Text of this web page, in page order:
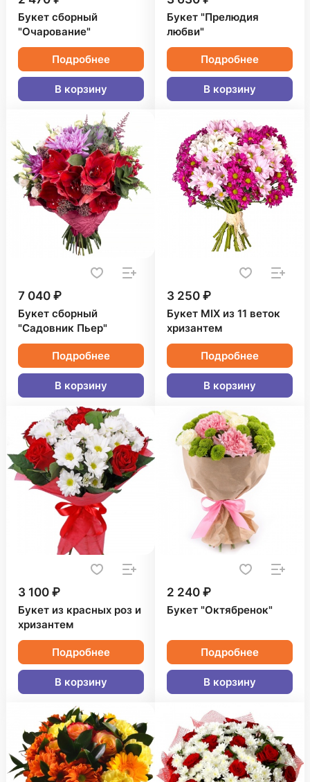
Букет сборный
"Очарование"
Подробнее
В корзину
Букет "Прелюдия
любви"
Подробнее
В корзину
7 040 ₽
Букет сборный
"Садовник Пьер"
Подробнее
В корзину
3 250 ₽
Букет MIX из 11 веток
хризантем
Подробнее
В корзину
3 100 ₽
Букет из красных роз и
хризантем
Подробнее
В корзину
2 240 ₽
Букет "Октябренок"
Подробнее
В корзину